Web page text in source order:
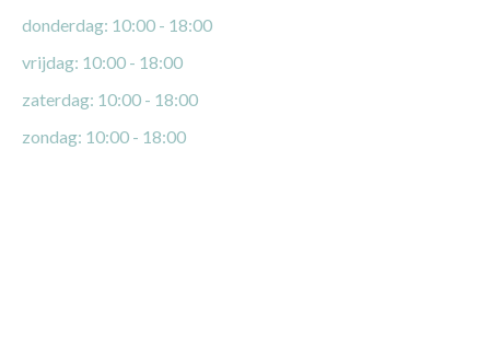
donderdag: 10:00 - 18:00
vrijdag: 10:00 - 18:00
zaterdag: 10:00 - 18:00
zondag: 10:00 - 18:00